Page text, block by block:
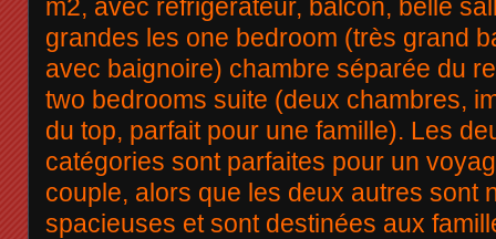
m2, avec réfrigérateur, balcon, belle
grandes les one bedroom (très grand
avec baignoire) chambre séparée du
two bedrooms suite (deux chambres,
du top, parfait pour une famille). Les
catégories sont parfaites pour un
couple, alors que les deux autres sont
spacieuses et sont destinées aux